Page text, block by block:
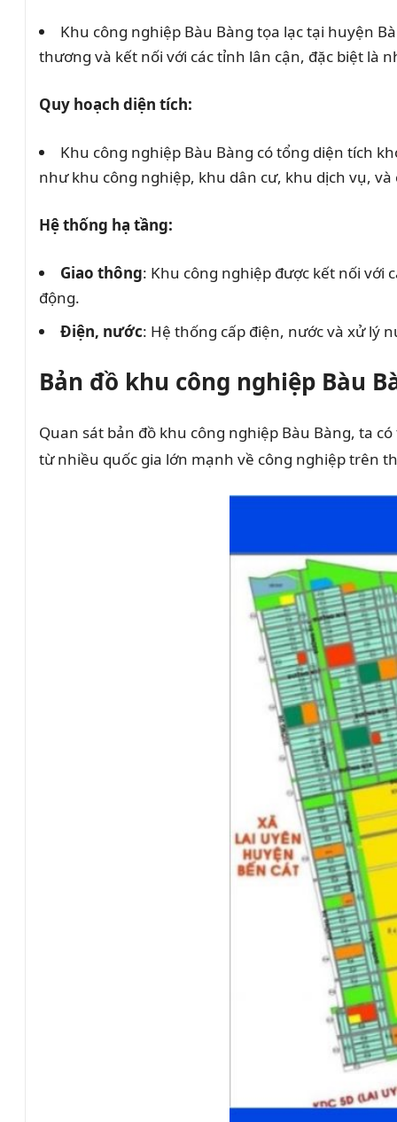
Khu công nghiệp Bàu Bàng tọa lạc tại huyện
thương và kết nối với các tỉnh lân cận, đặc biệt
Quy hoạch diện tích:
Khu công nghiệp Bàu Bàng có tổng diện tích
như khu công nghiệp, khu dân cư, khu dịch vụ, và
Hệ thống hạ tầng:
Giao thông: Khu công nghiệp được kết nối với
động.
Điện, nước: Hệ thống cấp điện, nước và xử lý
Bản đồ khu công nghiệp Bàu
Quan sát bản đồ khu công nghiệp Bàu Bàng, ta
từ nhiều quốc gia lớn mạnh về công nghiệp trên